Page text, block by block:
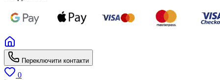
Переключити контакти
0